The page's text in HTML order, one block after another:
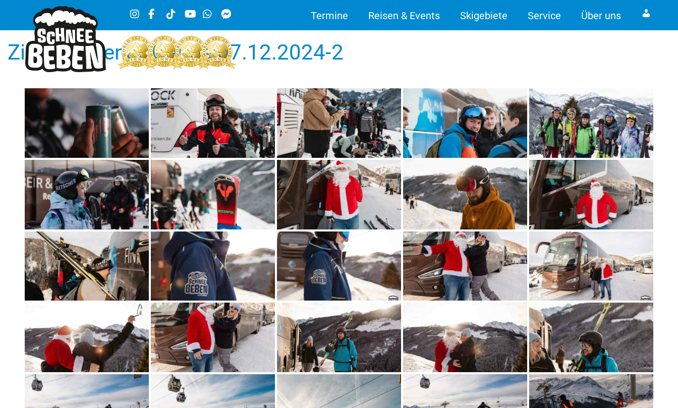
Termine Reisen & Events Skigebiete Service Über uns
Zillertal Arena/ Gerlos 07.12.2024-2